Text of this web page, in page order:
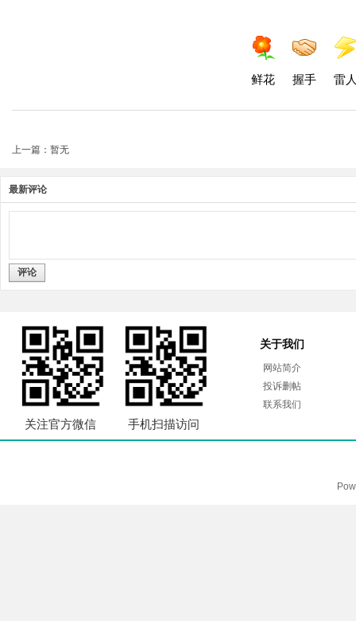
鲜花 握手 雷
上一篇：暂无
最新评论
评论
关注官方微信 手机扫描访问
关于我们
网站简介
投诉删帖
联系我们